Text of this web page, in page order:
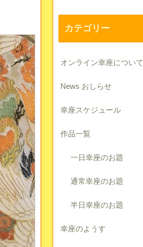
カテゴリー
オンライン幸座について
News おしらせ
幸座スケジュール
作品一覧
一日幸座のお題
通常幸座のお題
半日幸座のお題
幸座のようす